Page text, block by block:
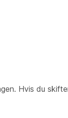
Hvis du